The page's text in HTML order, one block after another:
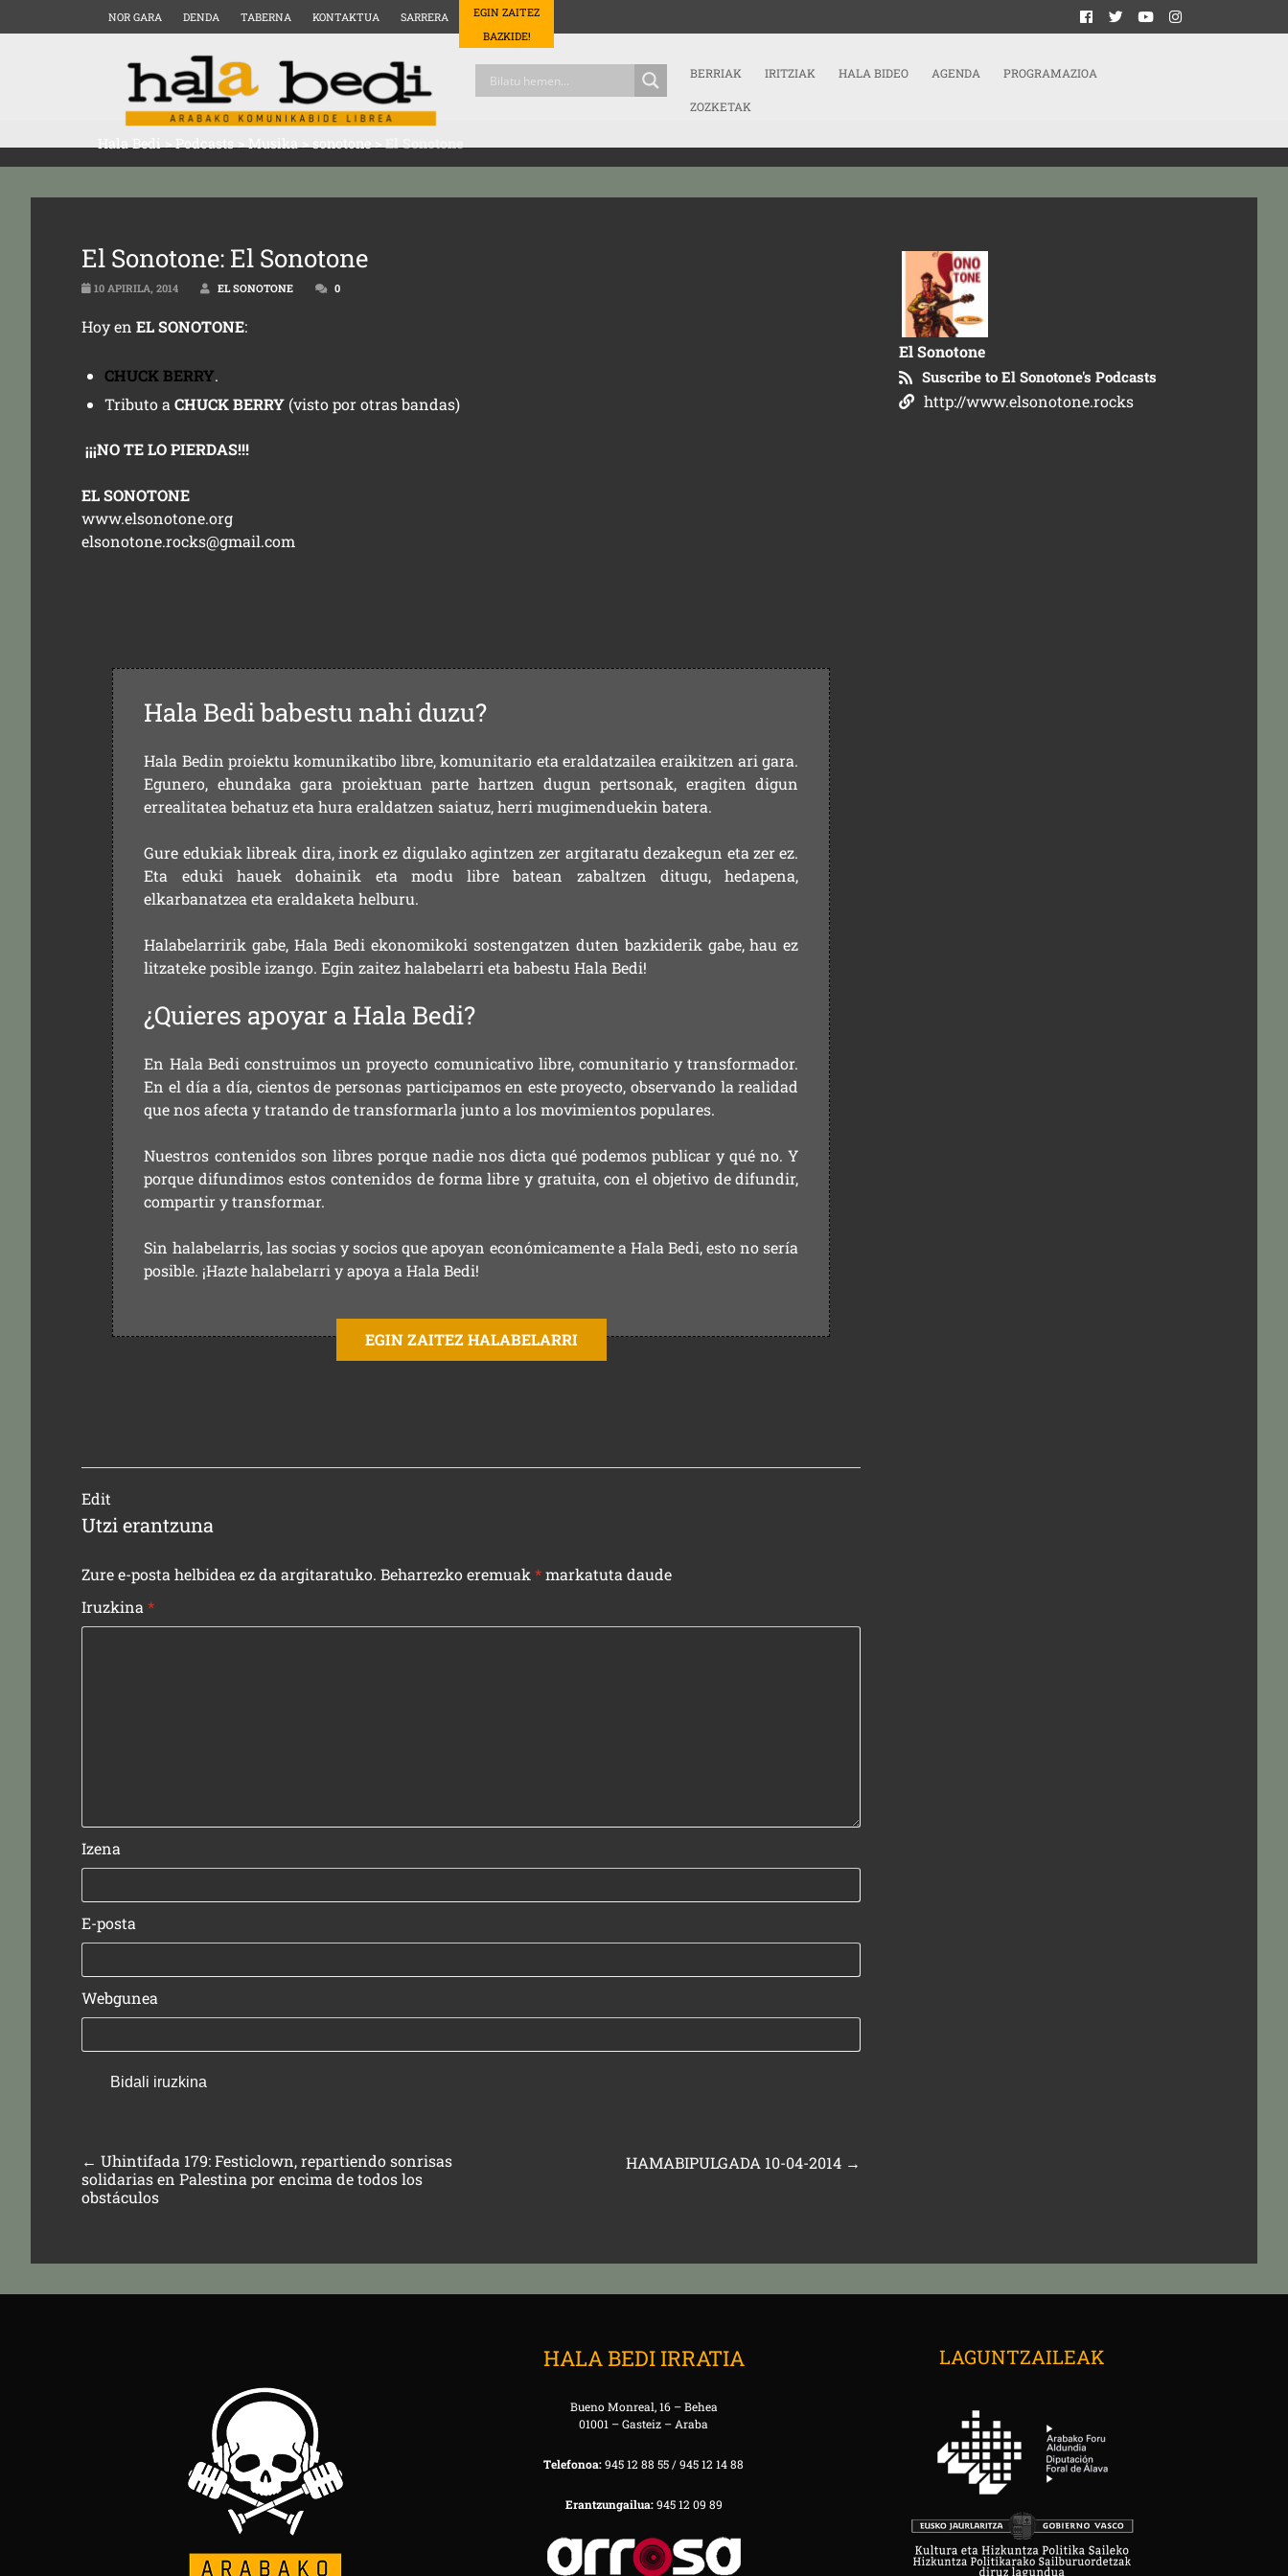
NOR GARA DENDA TABERNA KONTAKTUA SARRERA
EGIN ZAITEZ
BAZKIDE!
BERRIAK IRITZIAK HALA BIDEO AGENDA PROGRAMAZIOA
ZOZKETAK
Hala Bedi>Podcasts>Musika>sonotone>El Sonotone
El Sonotone: El Sonotone
10 APIRILA, 2014 EL SONOTONE 0
Hoy enEL SONOTONE:
CHUCK BERRY.
Tributo aCHUCK BERRY (visto por otras bandas)
¡¡¡NO TE LO PIERDAS!!!
EL SONOTONE
www.elsonotone.org
elsonotone.rocks@gmail.com
Hala Bedi babestu nahi duzu?
Hala Bedin proiektu komunikatibo libre, komunitario eta eraldatzailea eraikitzen ari gara.
Egunero, ehundaka gara proiektuan parte hartzen dugun pertsonak, eragiten digun
errealitatea behatuz eta hura eraldatzen saiatuz, herri mugimenduekin batera.
Gure edukiak libreak dira, inork ez digulako agintzen zer argitaratu dezakegun eta zer ez.
Eta eduki hauek dohainik eta modu libre batean zabaltzen ditugu, hedapena,
elkarbanatzea eta eraldaketa helburu.
Halabelarririk gabe, Hala Bedi ekonomikoki sostengatzen duten bazkiderik gabe, hau ez
litzateke posible izango. Egin zaitez halabelarri eta babestu Hala Bedi!
¿Quieres apoyar a Hala Bedi?
En Hala Bedi construimos un proyecto comunicativo libre, comunitario y transformador.
En el día a día, cientos de personas participamos en este proyecto, observando la realidad
que nos afecta y tratando de transformarla junto a los movimientos populares.
Nuestros contenidos son libres porque nadie nos dicta qué podemos publicar y qué no. Y
porque difundimos estos contenidos de forma libre y gratuita, con el objetivo de difundir,
compartir y transformar.
Sin halabelarris, las socias y socios que apoyan económicamente a Hala Bedi, esto no sería
posible. ¡Hazte halabelarri y apoya a Hala Bedi!
EGIN ZAITEZ HALABELARRI
Edit
Utzi erantzuna
Zure e-posta helbidea ez da argitaratuko. Beharrezko eremuak*markatuta daude
Iruzkina*
Izena
E-posta
Webgunea
←Uhintifada 179: Festiclown, repartiendo sonrisas
solidarias en Palestina por encima de todos los
obstáculos
HAMABIPULGADA 10-04-2014 →
El Sonotone
Suscribe to El Sonotone's Podcasts
http://www.elsonotone.rocks
HALA BEDI IRRATIA
Bueno Monreal, 16 – Behea
01001 – Gasteiz – Araba
Telefonoa:945 12 88 55 / 945 12 14 88
Erantzungailua:945 12 09 89
LAGUNTZAILEAK